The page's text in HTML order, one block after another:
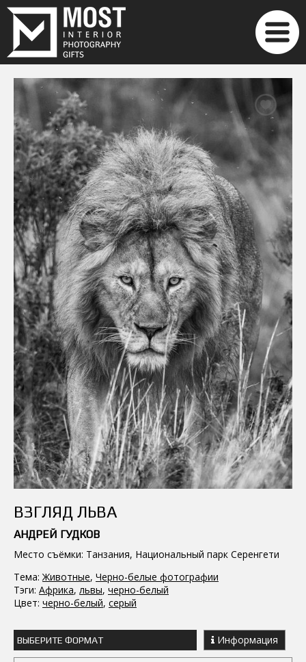
ВЗГЛЯД ЛЬВА
АНДРЕЙ ГУДКОВ
Место съёмки: Танзания, Национальный парк Серенгети
Тема:Животные, Черно-белые фотографии
Тэги: Африка, львы, черно-белый
Цвет: черно-белый, серый
ВЫБЕРИТЕ ФОРМАТ Информация